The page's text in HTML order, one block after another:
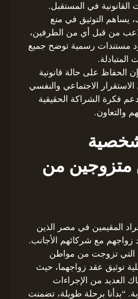
القانونية في المستقبل.
يساهم التوثيق في منع
من قبل أي من الطرفين،
مستندات رسمية توضح جميع
المتبادلة.
الحفاظ على حالة قانونية
الاجتماعي والنفسي
فكرة الشراكة الحقيقية
والتعاون.
متزوجين من
المقيمين في مصر الذين
زواجهم مع شركائهم الأجانب.
التي تزوجت من مواطن
توثيق عقد زواجهما، حيث
العديد من الإجراءات
“بدأنا برحلة طويلة، تضمنت